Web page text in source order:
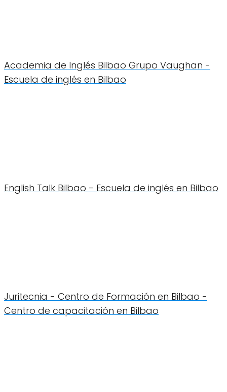
Academia de Inglés Bilbao Grupo Vaughan -
Escuela de inglés en Bilbao
English Talk Bilbao - Escuela de inglés en Bilbao
Juritecnia - Centro de Formación en Bilbao -
Centro de capacitación en Bilbao